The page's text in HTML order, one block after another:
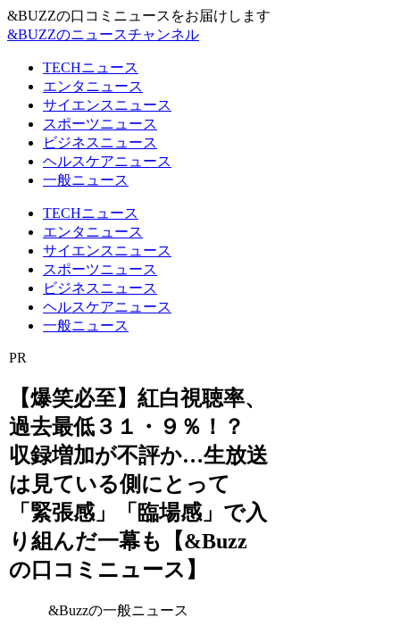
&BUZZの口コミニュースをお届けします
&BUZZのニュースチャンネル
TECHニュース
エンタニュース
サイエンスニュース
スポーツニュース
ビジネスニュース
ヘルスケアニュース
一般ニュース
TECHニュース
エンタニュース
サイエンスニュース
スポーツニュース
ビジネスニュース
ヘルスケアニュース
一般ニュース
PR
【爆笑必至】紅白視聴率、
過去最低３１・９％！？
収録増加が不評か…生放送
は見ている側にとって
「緊張感」「臨場感」で入
り組んだ一幕も【&Buzz
の口コミニュース】
&Buzzの一般ニュース